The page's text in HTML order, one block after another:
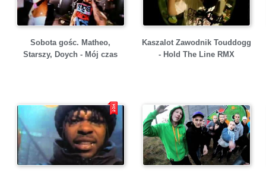
Sobota gośc. Matheo,
Starszy, Doych - Mój czas
Kaszalot Zawodnik Touddogg
- Hold The Line RMX